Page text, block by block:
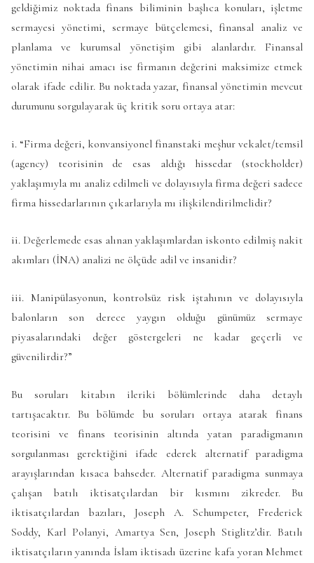
geldiğimiz noktada finans biliminin başlıca konuları, işletme
sermayesi yönetimi, sermaye bütçelemesi, finansal analiz ve
planlama ve kurumsal yönetişim gibi alanlardır. Finansal
yönetimin nihai amacı ise firmanın değerini maksimize etmek
olarak ifade edilir. Bu noktada yazar, finansal yönetimin mevcut
durumunu sorgulayarak üç kritik soru ortaya atar:
i. “Firma değeri, konvansiyonel finanstaki meşhur vekalet/temsil
(agency) teorisinin de esas aldığı hissedar (stockholder)
yaklaşımıyla mı analiz edilmeli ve dolayısıyla firma değeri sadece
firma hissedarlarının çıkarlarıyla mı ilişkilendirilmelidir?
ii. Değerlemede esas alınan yaklaşımlardan iskonto edilmiş nakit
akımları (İNA) analizi ne ölçüde adil ve insanidir?
iii. Manipülasyonun, kontrolsüz risk iştahının ve dolayısıyla
balonların son derece yaygın olduğu günümüz sermaye
piyasalarındaki değer göstergeleri ne kadar geçerli ve
güvenilirdir?”
Bu soruları kitabın ileriki bölümlerinde daha detaylı
tartışacaktır. Bu bölümde bu soruları ortaya atarak finans
teorisini ve finans teorisinin altında yatan paradigmanın
sorgulanması gerektiğini ifade ederek alternatif paradigma
arayışlarından kısaca bahseder. Alternatif paradigma sunmaya
çalışan batılı iktisatçılardan bir kısmını zikreder. Bu
iktisatçılardan bazıları, Joseph A. Schumpeter, Frederick
Soddy, Karl Polanyi, Amartya Sen, Joseph Stiglitz’dir. Batılı
iktisatçıların yanında İslam iktisadı üzerine kafa yoran Mehmet